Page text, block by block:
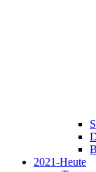
2021-Heute